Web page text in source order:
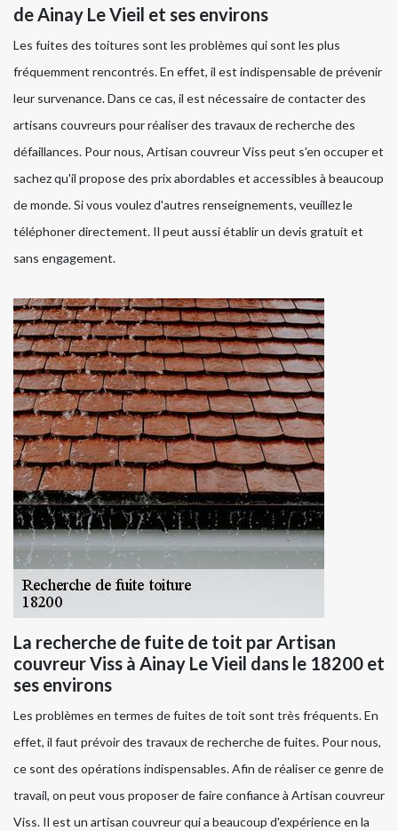
de Ainay Le Vieil et ses environs
Les fuites des toitures sont les problèmes qui sont les plus
fréquemment rencontrés. En effet, il est indispensable de prévenir
leur survenance. Dans ce cas, il est nécessaire de contacter des
artisans couvreurs pour réaliser des travaux de recherche des
défaillances. Pour nous, Artisan couvreur Viss peut s'en occuper et
sachez qu'il propose des prix abordables et accessibles à beaucoup
de monde. Si vous voulez d'autres renseignements, veuillez le
téléphoner directement. Il peut aussi établir un devis gratuit et
sans engagement.
La recherche de fuite de toit par Artisan
couvreur Viss à Ainay Le Vieil dans le 18200 et
ses environs
Les problèmes en termes de fuites de toit sont très fréquents. En
effet, il faut prévoir des travaux de recherche de fuites. Pour nous,
ce sont des opérations indispensables. Afin de réaliser ce genre de
travail, on peut vous proposer de faire confiance à Artisan couvreur
Viss. Il est un artisan couvreur qui a beaucoup d'expérience en la